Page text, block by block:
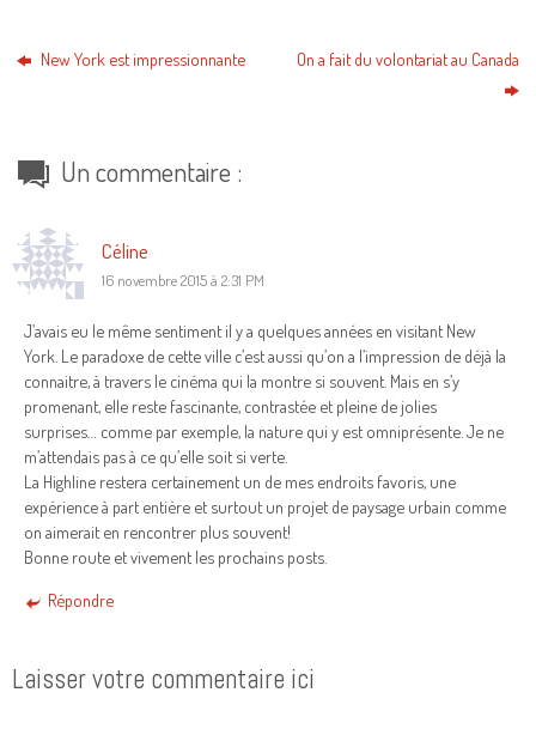
New York est impressionnante On a fait du volontariat au Canada
Un commentaire :
Céline
16 novembre 2015 à 2:31 PM
J’avais eu le même sentiment il y a quelques années en visitant New
York. Le paradoxe de cette ville c’est aussi qu’on a l’impression de déjà la
connaitre, à travers le cinéma qui la montre si souvent. Mais en s’y
promenant, elle reste fascinante, contrastée et pleine de jolies
surprises… comme par exemple, la nature qui y est omniprésente. Je ne
m’attendais pas à ce qu’elle soit si verte.
La Highline restera certainement un de mes endroits favoris, une
expérience à part entière et surtout un projet de paysage urbain comme
on aimerait en rencontrer plus souvent!
Bonne route et vivement les prochains posts.
Répondre
Laisser votre commentaire ici